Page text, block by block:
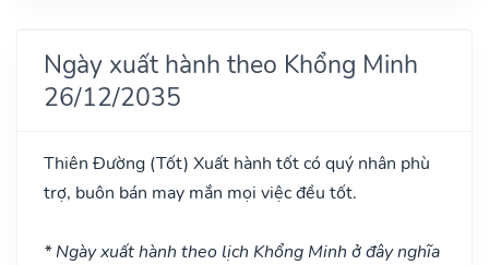
Ngày xuất hành theo Khổng Minh
26/12/2035
Thiên Đường (Tốt) Xuất hành tốt có quý nhân phù
trợ, buôn bán may mắn mọi việc đều tốt.
* Ngày xuất hành theo lịch Khổng Minh ở đây nghĩa